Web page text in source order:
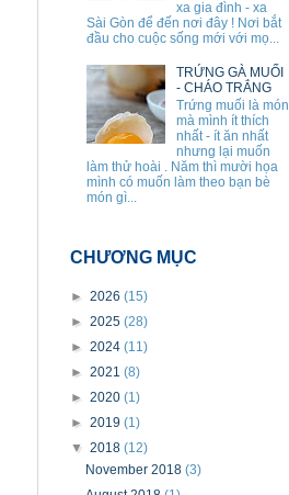
xa gia đình - xa
Sài Gòn để đến nơi đây ! Nơi bắt
đầu cho cuộc sống mới với mọ...
TRỨNG GÀ MUỐI
- CHÁO TRẮNG
Trứng muối là món
mà mình ít thích
nhất - ít ăn nhất
nhưng lại muốn
làm thử hoài . Năm thì mười họa
mình có muốn làm theo bạn bè
món gì...
CHƯƠNG MỤC
► 2026 (15)
► 2025 (28)
► 2024 (11)
► 2021 (8)
► 2020 (1)
► 2019 (1)
▼ 2018 (12)
November 2018(3)